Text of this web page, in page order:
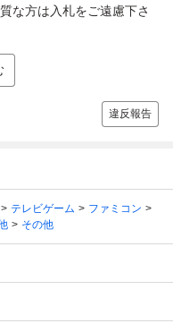
な方は入札をご遠慮下さ
違反報告
テレビゲーム
ファミコン
その他